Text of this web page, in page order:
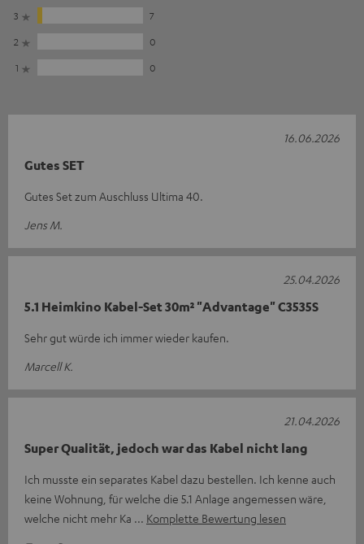
3
7
2
0
1
0
Gutes SET
Gutes Set zum Auschluss Ultima 40.
Jens M.
16.06.2026
5.1 Heimkino Kabel-Set 30m² "Advantage" C3535S
Sehr gut würde ich immer wieder kaufen.
Marcell K.
25.04.2026
Super Qualität, jedoch war das Kabel nicht lang
Ich musste ein separates Kabel dazu bestellen. Ich kenne auch
keine Wohnung, für welche die 5.1 Anlage angemessen wäre,
welche nicht mehr Ka
Komplette Bewertung lesen
21.04.2026